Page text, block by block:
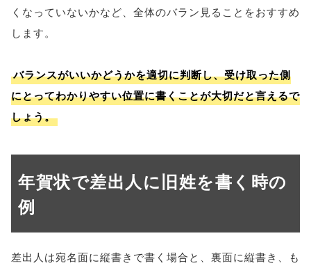
くなっていないかなど、全体のバラン見ることをおすすめ
します。
バランスがいいかどうかを適切に判断し、受け取った側
にとってわかりやすい位置に書くことが大切だと言えるで
しょう。
年賀状で差出人に旧姓を書く時の
例
差出人は宛名面に縦書きで書く場合と、裏面に縦書き、も